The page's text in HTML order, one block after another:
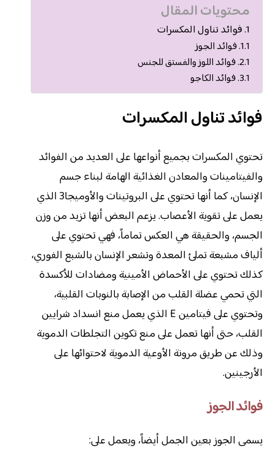
محتويات المقال
فوائد تناول المكسرات
فوائد الجوز
فوائد اللوز والفستق للجنس
فوائد الكاجو
فوائد تناول المكسرات
تحتوي المكسرات بجميع أنواعها على العديد من الفوائد
والفيتامينات والمعادن الغذائية الهامة لبناء جسم
الإنسان، كما أنها تحتوي على البروتينات والأوميجا3 الذي
يعمل على تقوية الأعصاب. يزعم البعض أنها تزيد من وزن
الجسم، والحقيقة هي العكس تماماً، فهي تحتوي على
ألياف مشبعة تملئ المعدة وتشعر الإنسان بالشبع الفوري،
كذلك تحتوي على الأحماض الأمينية ومضادات للأكسدة
التي تحمي عضلة القلب من الإصابة بالنوبات القلبية،
وتحتوي على فيتامين E الذي يعمل منع انسداد شرايين
القلب، حتى أنها تعمل على منع تكوين التجلطات الدموية
وذلك عن طريق مرونة الأوعية الدموية لاحتوائها على
الأرجينين.
فوائد الجوز
يسمى الجوز بعين الجمل أيضاً، ويعمل على: